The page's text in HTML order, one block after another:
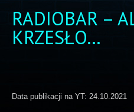
RADIOBAR –
KRZESŁO…
Data publikacji na YT: 24.10.2021